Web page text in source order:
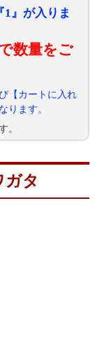
1』が入りま
数量をご
【カートに入れ
ります。
。
タ